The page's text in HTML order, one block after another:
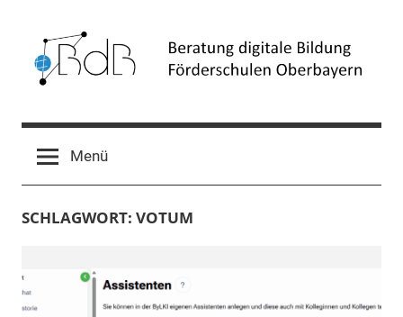
springen
Beratung
digitale
Bildung
Menü
SCHLAGWORT: VOTUM